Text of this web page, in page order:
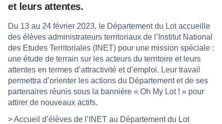
et leurs attentes.
Du 13 au 24 février 2023, le Département du Lot accueille
des élèves administrateurs territoriaux de l’Institut National
des Etudes Territoriales (INET) pour une mission spéciale :
une étude de terrain sur les acteurs du territoire et leurs
attentes en termes d’attractivité et d’emploi. Leur travail
permettra d’orienter les actions du Département et de ses
partenaires réunis sous la bannière « Oh My Lot ! » pour
attirer de nouveaux actifs.
> Accueil d’élèves de l’INET au Département du Lot